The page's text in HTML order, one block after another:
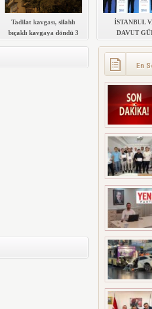
Tadilat kavgası, silahlı
bıçaklı kavgaya döndü 3
İSTANBUL
DAVUT
SELİM
ATILDI
En